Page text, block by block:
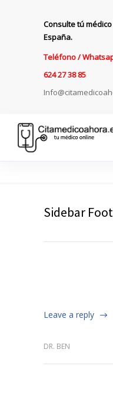
Consulte tú
España.
Teléfono /
624 27 38 85
Sidebar
Leave a reply
DR. BEN